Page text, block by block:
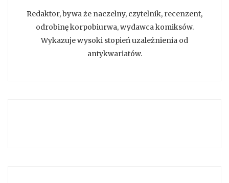
Redaktor, bywa że naczelny, czytelnik, recenzent,
odrobinę korpobiurwa, wydawca komiksów.
Wykazuje wysoki stopień uzależnienia od
antykwariatów.